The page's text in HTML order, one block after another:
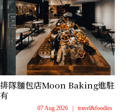
隊麵包店Moon Baking進駐
07 Aug 2026 | travel&foodies